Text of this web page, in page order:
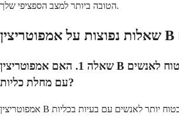
הטובה ביותר למצב הספציפי שלך.
שאלה 1. האם אמפוטריצין B מורכב ליפידים בטוח לאנשים
עם מחלת כליות?
אמפוטריצין B מורכב ליפידים בטוח יותר לאנשים עם בעיות בכליות